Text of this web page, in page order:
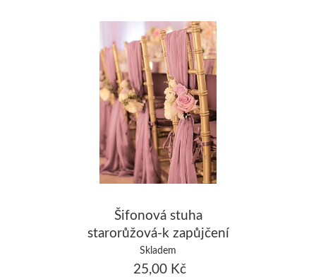
Šifonová stuha
starorůžová-k zapůjčení
Skladem
25,00 Kč